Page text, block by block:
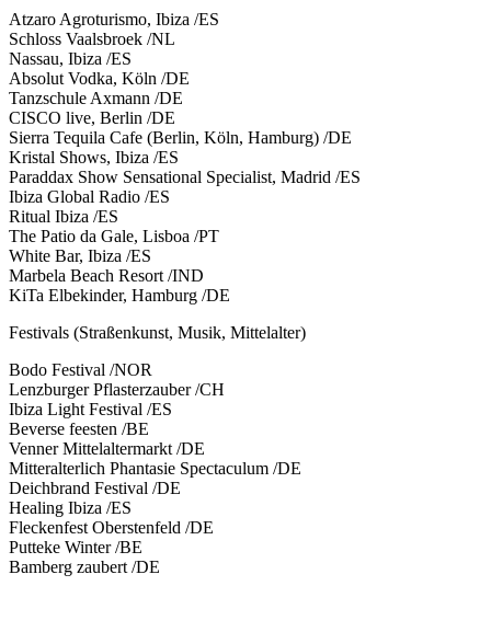
Atzaro Agroturismo, Ibiza /ES
Schloss Vaalsbroek /NL
Nassau, Ibiza /ES
Absolut Vodka, Köln /DE
Tanzschule Axmann /DE
CISCO live, Berlin /DE
Sierra Tequila Cafe (Berlin, Köln, Hamburg) /DE
Kristal Shows, Ibiza /ES
Paraddax Show Sensational Specialist, Madrid /ES
Ibiza Global Radio /ES
Ritual Ibiza /ES
The Patio da Gale, Lisboa /PT
White Bar, Ibiza /ES
Marbela Beach Resort /IND
KiTa Elbekinder, Hamburg /DE
Festivals (Straßenkunst, Musik, Mittelalter)
Bodo Festival /NOR
Lenzburger Pflasterzauber /CH
Ibiza Light Festival /ES
Beverse feesten /BE
Venner Mittelaltermarkt /DE
Mitteralterlich Phantasie Spectaculum /DE
Deichbrand Festival /DE
Healing Ibiza /ES
Fleckenfest Oberstenfeld /DE
Putteke Winter /BE
Bamberg zaubert /DE